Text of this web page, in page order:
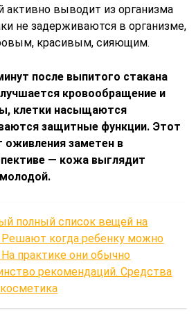
активно выводит из организма
не задерживаются в организме,
красивым, сияющим.
после выпитого стакана
кровообращение и
клетки насыщаются
защитные функции. Этот
оживления заметен в
— кожа выглядит
полный список вещей на
когда ребенку можно
практике они обычно
рекомендаций. Средства